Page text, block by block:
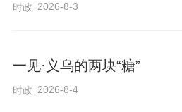
时政 2026-8-3
一见·义乌的两块“糖”
时政 2026-8-4